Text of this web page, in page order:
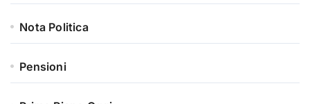
Nota Politica
Pensioni